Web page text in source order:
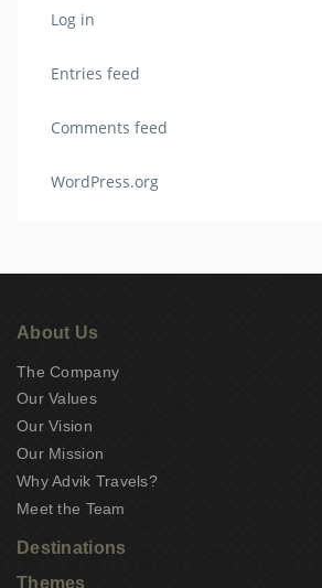
Log in
Entries feed
Comments feed
WordPress.org
About Us
The Company
Our Values
Our Vision
Our Mission
Why Advik Travels?
Meet the Team
Destinations
Themes